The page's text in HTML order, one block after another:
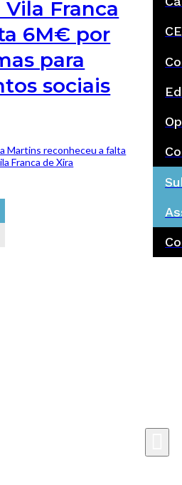
Franca
6M€ por
para
sociais
Martins reconheceu a falta
Franca de Xira